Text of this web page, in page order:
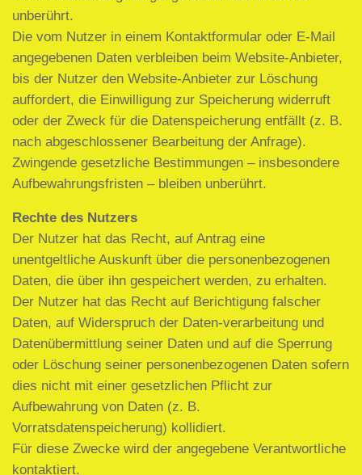
unberührt.
Die vom Nutzer in einem Kontaktformular oder E-Mail
angegebenen Daten verbleiben beim Website-Anbieter,
bis der Nutzer den Website-Anbieter zur Löschung
auffordert, die Einwilligung zur Speicherung widerruft
oder der Zweck für die Datenspeicherung entfällt (z. B.
nach abgeschlossener Bearbeitung der Anfrage).
Zwingende gesetzliche Bestimmungen – insbesondere
Aufbewahrungsfristen – bleiben unberührt.
Rechte des Nutzers
Der Nutzer hat das Recht, auf Antrag eine
unentgeltliche Auskunft über die personenbezogenen
Daten, die über ihn gespeichert werden, zu erhalten.
Der Nutzer hat das Recht auf Berichtigung falscher
Daten, auf Widerspruch der Daten-verarbeitung und
Datenübermittlung seiner Daten und auf die Sperrung
oder Löschung seiner personenbezogenen Daten sofern
dies nicht mit einer gesetzlichen Pflicht zur
Aufbewahrung von Daten (z. B.
Vorratsdatenspeicherung) kollidiert.
Für diese Zwecke wird der angegebene Verantwortliche
kontaktiert.